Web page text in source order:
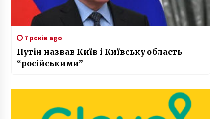
7 років ago
Путін назвав Київ і Київську область
“російськими”